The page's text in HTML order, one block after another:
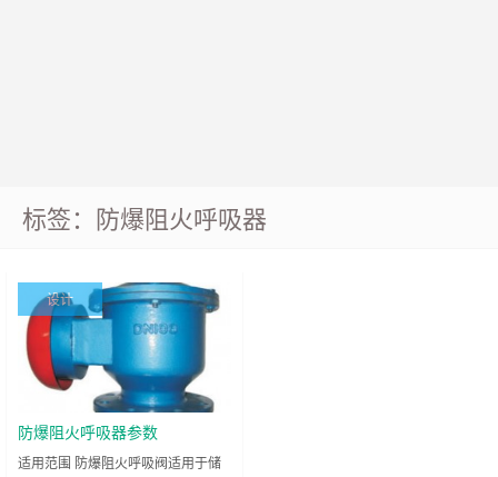
标签：防爆阻火呼吸器
设计
防爆阻火呼吸器参数
适用范围 防爆阻火呼吸阀适用于储